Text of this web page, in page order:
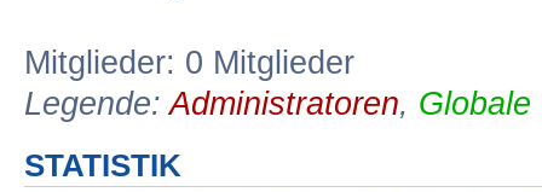
Mitglieder: 0 Mitglieder
Legende:Administratoren, Globale
STATISTIK